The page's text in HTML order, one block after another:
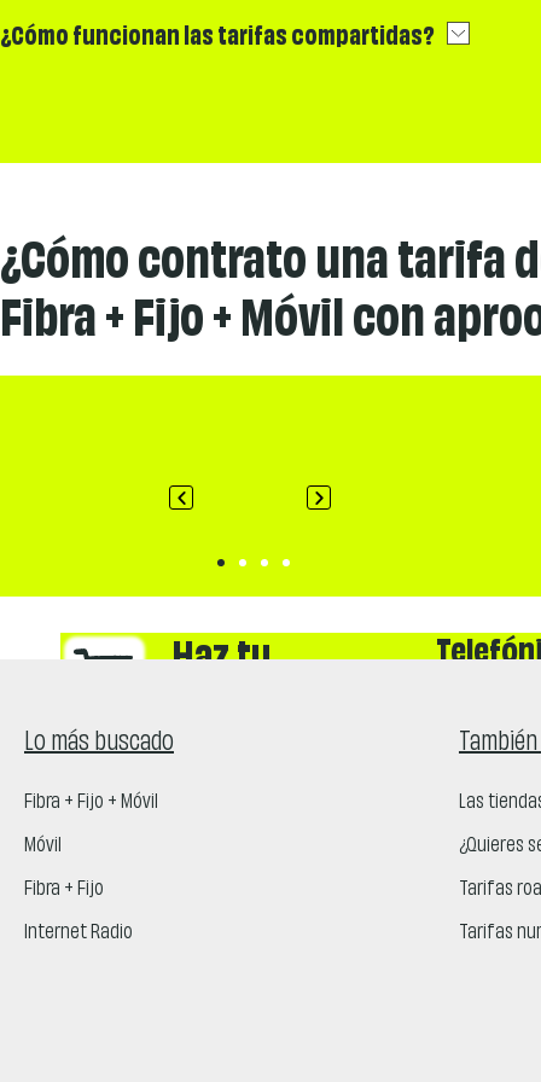
¿Cómo funcionan las tarifas compartidas?
¿Cómo contrato una tarifa
Fibra + Fijo + Móvil con
Haz tu
Recibirás un
Lo más buscado
Fibra + Fijo + Móvil
Móvil
Fibra + Fijo
Internet Radio
Las
¿Quieres
Tarifas
Tarifas